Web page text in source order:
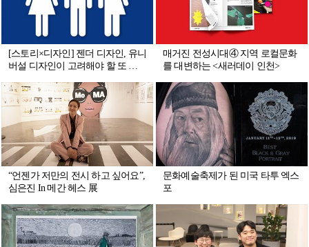
[스토리×디자인] 젠더 디자인, 유니
버설 디자인이 고려해야 할 또 하
매거진 전성시대④ 지역 로컬문화
를 대변하는 <새러데이 인천>
“언젠가 저만의 전시 하고 싶어요”,
심은진 In 메간 헤스 展
문화예술축제가 된 미국 타투 엑스
포